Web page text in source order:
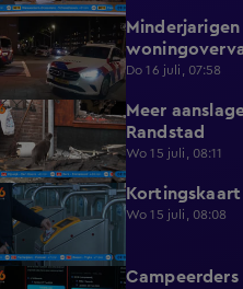
0:43
Do 16 juli, 07:58
0:59
Meer
Randstad
Wo 15 juli, 08:11
0:49
Wo 15 juli, 08:08
0:40